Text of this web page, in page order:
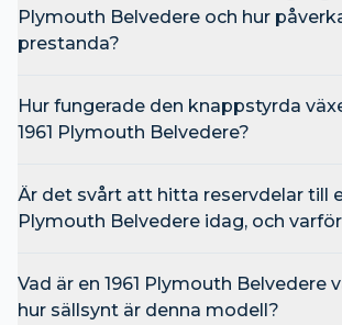
Plymouth Belvedere och hur
prestanda?
Hur fungerade den knappstyrda
1961 Plymouth Belvedere?
Är det svårt att hitta reservdelar till
Plymouth Belvedere idag, och
Vad är en 1961 Plymouth Belvedere
hur sällsynt är denna modell?